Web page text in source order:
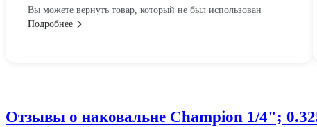
Вы можете вернуть товар, который не был использован
Подробнее
Отзывы о наковальне Champion 1/4";